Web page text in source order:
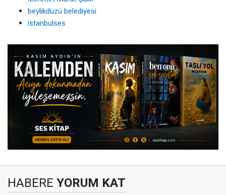
beylikdüzü belediyesi
istanbulses
HABERE YORUM KAT